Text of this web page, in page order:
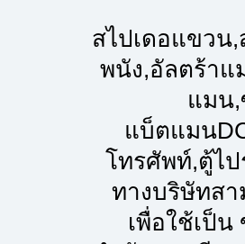
สไปเดอแขวน
พนัง,อัลตร้าแ
แมน
แบ็ตแมน
โทรศัพท์,ตู้ไ
ทางบริษัทส
เพื่อใช้เป็